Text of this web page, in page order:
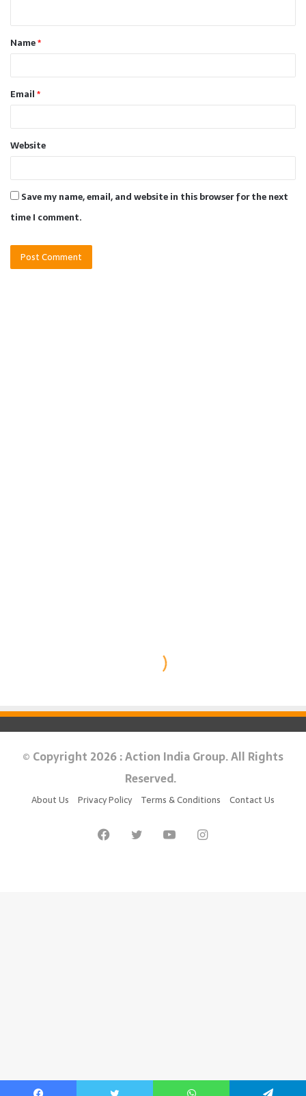
© Copyright 2026 : Action India Group. All Rights
Reserved.
About Us Privacy Policy Terms & Conditions Contact Us
FacebookTwitter YouTubeInstagram